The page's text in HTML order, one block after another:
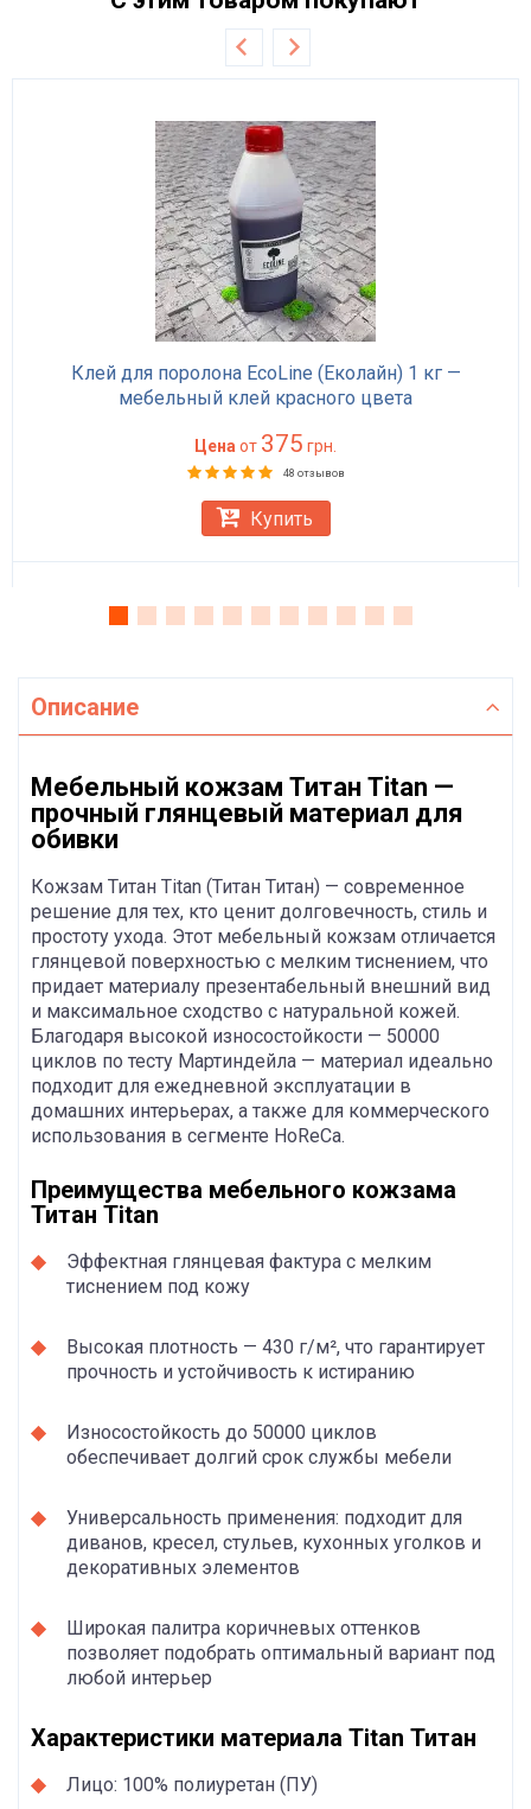
Клей для поролона EcoLine (Еколайн) 1 кг —
мебельный клей красного цвета
Цена от 375 грн.
48 отзывов
Купить
Описание
Мебельный кожзам Титан Titan —
прочный глянцевый материал для
обивки
Кожзам Титан Titan (Титан Титан) — современное
решение для тех, кто ценит долговечность, стиль и
простоту ухода. Этот мебельный кожзам отличается
глянцевой поверхностью с мелким тиснением, что
придает материалу презентабельный внешний вид
и максимальное сходство с натуральной кожей.
Благодаря высокой износостойкости — 50000
циклов по тесту Мартиндейла — материал идеально
подходит для ежедневной эксплуатации в
домашних интерьерах, а также для коммерческого
использования в сегменте HoReCa.
Преимущества мебельного кожзама
Титан Titan
Эффектная глянцевая фактура с мелким
тиснением под кожу
Высокая плотность — 430 г/м², что гарантирует
прочность и устойчивость к истиранию
Износостойкость до 50000 циклов
обеспечивает долгий срок службы мебели
Универсальность применения: подходит для
диванов, кресел, стульев, кухонных уголков и
декоративных элементов
Широкая палитра коричневых оттенков
позволяет подобрать оптимальный вариант под
любой интерьер
Характеристики материала Titan Титан
Лицо: 100% полиуретан (ПУ)